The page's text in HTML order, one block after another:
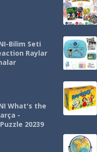
Bilim Seti
Raylar
What's the
-
20239